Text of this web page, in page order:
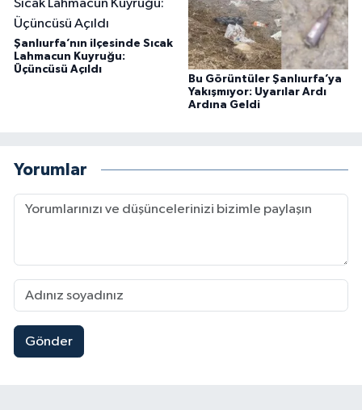
Şanlıurfa’nın ilçesinde Sıcak
Lahmacun Kuyruğu:
Üçüncüsü Açıldı
Bu Görüntüler Şanlıurfa’ya
Yakışmıyor: Uyarılar Ardı
Ardına Geldi
Yorumlar
Gönder